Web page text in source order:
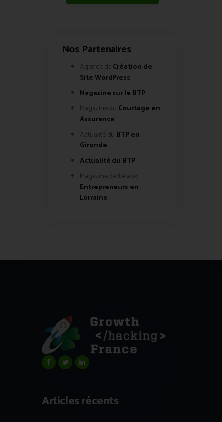
Nos Partenaires
Agence de Création de
Site WordPress
Magazine sur le BTP
Magazine du Courtage en
Assurance
Actualité du BTP en
Gironde
Actualité du BTP
Magazine dédié aux
Entrepreneurs en
Lorraine
Articles récents